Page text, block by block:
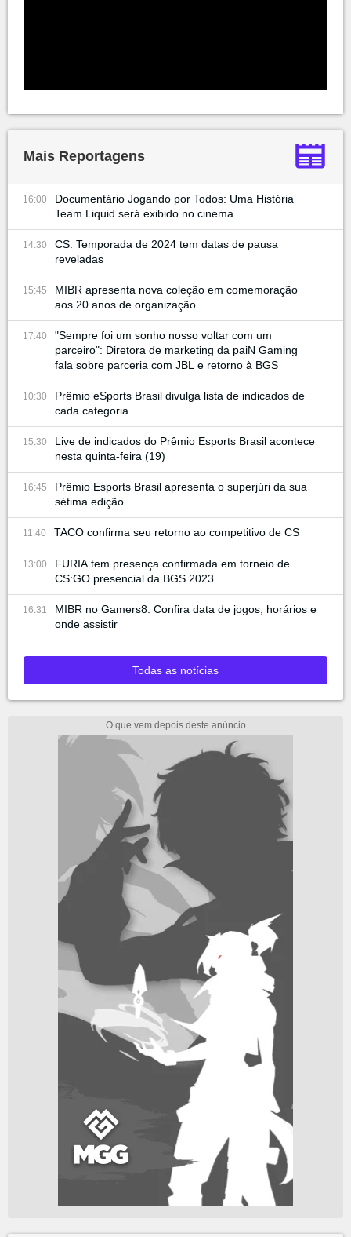
Mais Reportagens
16:00
Documentário Jogando por Todos: Uma História
Team Liquid será exibido no cinema
14:30
CS: Temporada de 2024 tem datas de pausa
reveladas
15:45
MIBR apresenta nova coleção em comemoração
aos 20 anos de organização
17:40
"Sempre foi um sonho nosso voltar com um
parceiro": Diretora de marketing da paiN Gaming
fala sobre parceria com JBL e retorno à BGS
10:30
Prêmio eSports Brasil divulga lista de indicados de
cada categoria
15:30
Live de indicados do Prêmio Esports Brasil acontece
nesta quinta-feira (19)
16:45
Prêmio Esports Brasil apresenta o superjúri da sua
sétima edição
11:40 TACO confirma seu retorno ao competitivo de CS
13:00
FURIA tem presença confirmada em torneio de
CS:GO presencial da BGS 2023
16:31
MIBR no Gamers8: Confira data de jogos, horários e
onde assistir
Todas as notícias